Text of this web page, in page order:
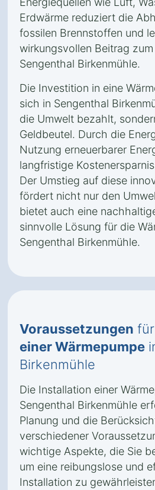
Erdwärme reduziert die
fossilen Brennstoffen und
wirkungsvollen Beitrag
Sengenthal Birkenmühle.
Die Investition in eine
sich in Sengenthal
die Umwelt bezahlt,
Geldbeutel. Durch die
Nutzung erneuerbarer
langfristige
Der Umstieg auf diese
fördert nicht nur den
bietet auch eine
sinnvolle Lösung für die
Sengenthal Birkenmühle.
Voraussetzungen
einer Wärmepumpe
Birkenmühle
Die Installation einer
Sengenthal Birkenmühle
Planung und die
verschiedener
wichtige Aspekte, die Sie
um eine reibungslose und
Installation zu